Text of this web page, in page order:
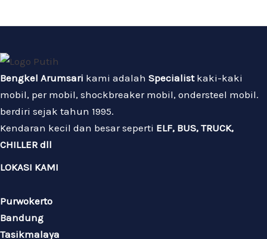
Bengkel Arumsari kami adalah Specialistkaki-kaki
mobil, per mobil, shockbreaker mobil, ondersteel mobil.
berdiri sejak tahun 1995.
Kendaran kecil dan besar seperti ELF, BUS, TRUCK,
CHILLER dll
LOKASI KAMI
Purwokerto
Bandung
Tasikmalaya